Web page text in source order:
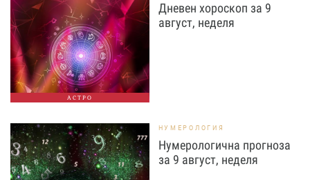
АСТРО
Дневен хороскоп за 9
август, неделя
НУМЕРОЛОГИЯ
Нумерологична прогноза
за 9 август, неделя